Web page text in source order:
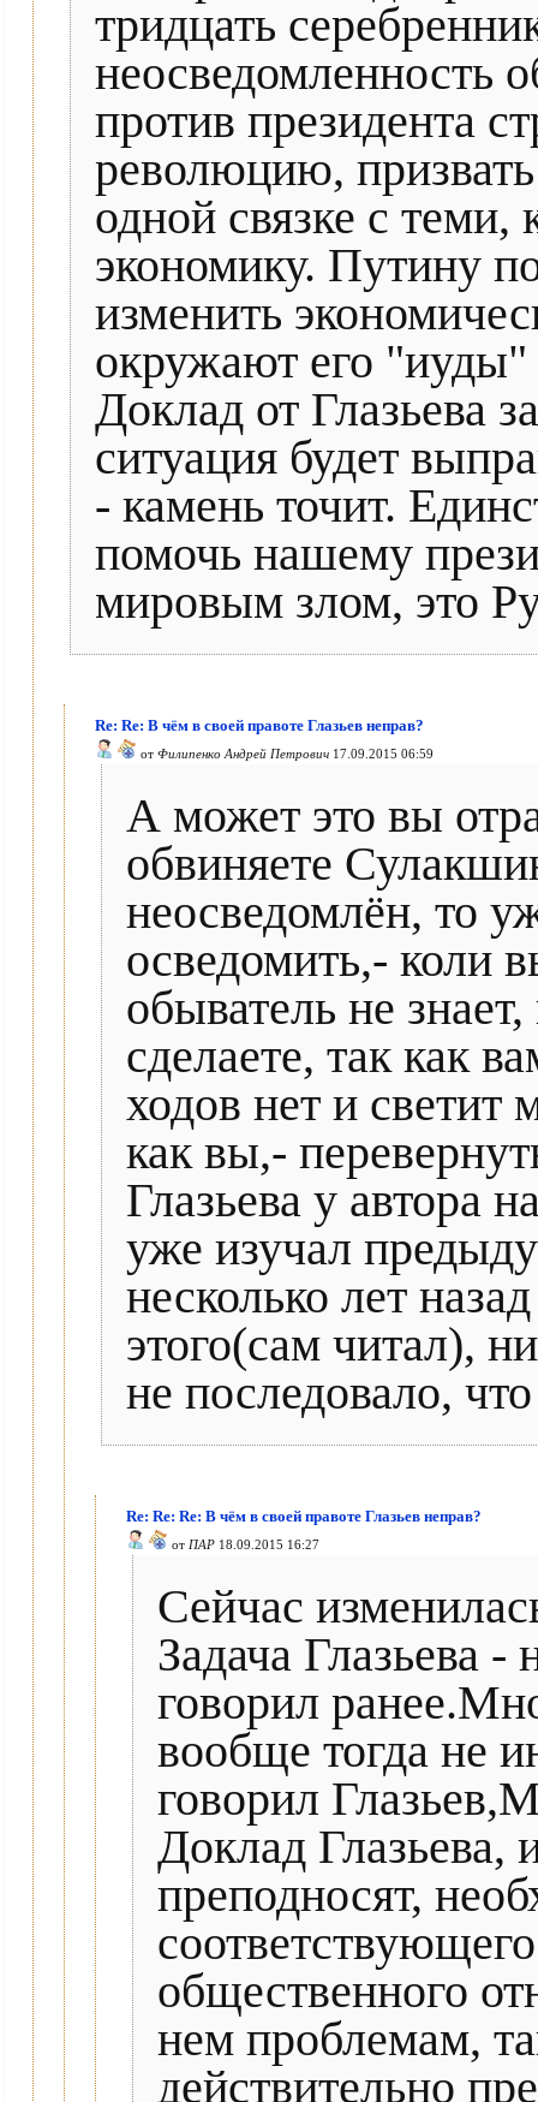
тридцать
неосведомленность
против президента
революцию,
одной связке с теми,
экономику. Путину
изменить
окружают его "иуды"
Доклад от Глазьева
ситуация будет
- камень точит.
помочь нашему
мировым злом, это
Re: Re: В чём в своей правоте Глазьев неправ?
от Филипенко Андрей Петрович 17.09.2015 06:59
А может это вы
обвиняете
неосведомлён, то
осведомить,- коли
обыватель не
сделаете, так как
ходов нет и светит
как вы,-
Глазьева у автора
уже изучал
несколько лет
этого(сам читал),
не последовало,
Re: Re: Re: В чём в своей правоте Глазьев неправ?
от ПАР 18.09.2015 16:27
Сейчас
Задача Глазьева
говорил
вообще тогда не
говорил
Доклад Глазьева,
преподносят,
общественного
нем проблемам,
действительно